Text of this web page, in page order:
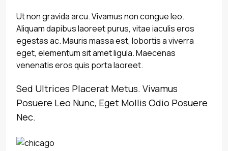
Ut non gravida arcu. Vivamus non congue leo.
Aliquam dapibus laoreet purus, vitae iaculis eros
egestas ac. Mauris massa est, lobortis a viverra
eget, elementum sit amet ligula. Maecenas
venenatis eros quis porta laoreet.
Sed Ultrices Placerat Metus. Vivamus
Posuere Leo Nunc, Eget Mollis Odio Posuere
Nec.